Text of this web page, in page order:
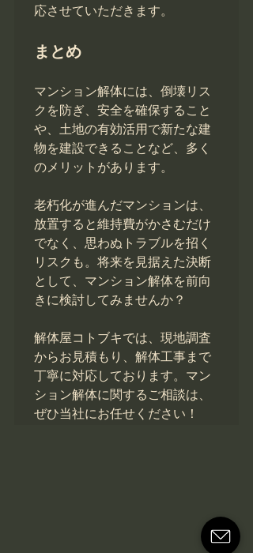
応させていただきます。
まとめ
マンション解体には、倒壊リス
クを防ぎ、安全を確保すること
や、土地の有効活用で新たな建
物を建設できることなど、多く
のメリットがあります。
老朽化が進んだマンションは、
放置すると維持費がかさむだけ
でなく、思わぬトラブルを招く
リスクも。将来を見据えた決断
として、マンション解体を前向
きに検討してみませんか？
解体屋コトブキでは、現地調査
からお見積もり、解体工事まで
丁寧に対応しております。マン
ション解体に関するご相談は、
ぜひ当社にお任せください！